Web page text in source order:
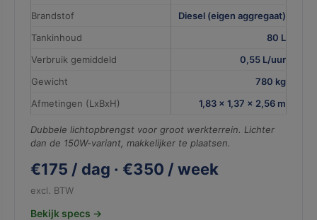
Brandstof
Diesel (eigen aggregaat)
Tankinhoud
80 L
Verbruik gemiddeld
0,55 L/uur
Gewicht
780 kg
Afmetingen (LxBxH)
1,83 × 1,37 × 2,56 m
Dubbele lichtopbrengst voor groot werkterrein. Lichter
dan de 150W-variant, makkelijker te plaatsen.
€175 / dag · €350 / week
excl. BTW
Bekijk specs →